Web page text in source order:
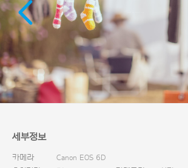
세부정보
카메라
Canon EOS 6D